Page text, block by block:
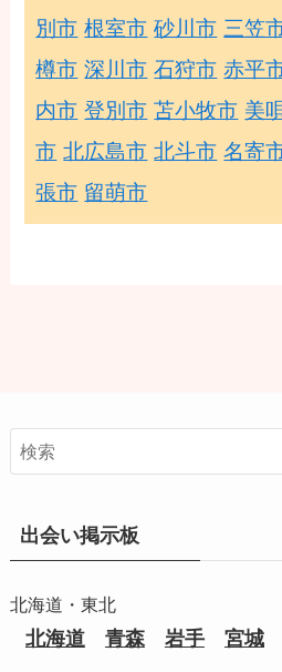
別市 根室市 砂川市 三笠
樽市 深川市 石狩市 赤平
内市 登別市 苫小牧市 美
市 北広島市 北斗市 名寄
張市 留萌市
出会い掲示板
北海道・東北
北海道 青森 岩手 宮城